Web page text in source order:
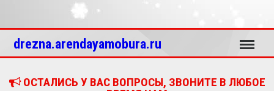
drezna.arendayamobura.ru Меню
ОСТАЛИСЬ У ВАС ВОПРОСЫ, ЗВОНИТЕ В ЛЮБОЕ